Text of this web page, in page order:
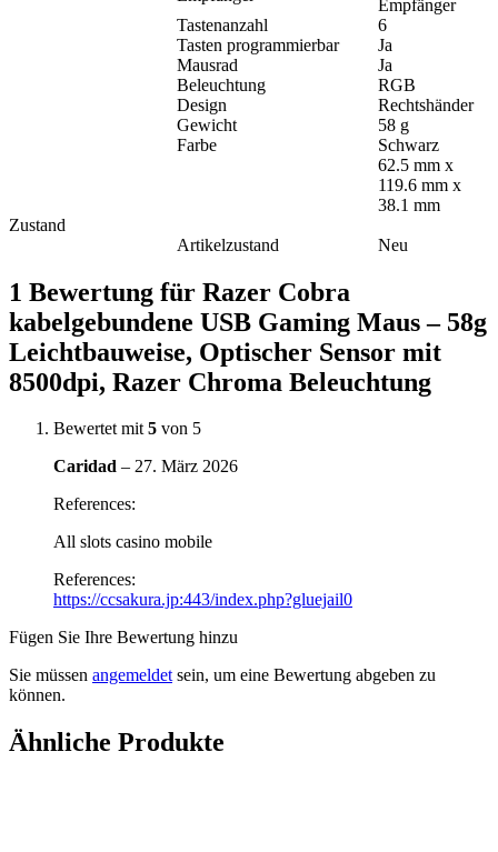
Empfänger
Tastenanzahl
6
Tasten programmierbar
Ja
Mausrad
Ja
Beleuchtung
RGB
Design
Rechtshänder
Gewicht
58 g
Farbe
Schwarz
62.5 mm x
119.6 mm x
38.1 mm
Zustand
Artikelzustand
Neu
1 Bewertung für Razer Cobra
kabelgebundene USB Gaming Maus – 58g
Leichtbauweise, Optischer Sensor mit
8500dpi, Razer Chroma Beleuchtung
Bewertet mit5 von 5
Caridad – 27. März 2026
References:
All slots casino mobile
References:
https://ccsakura.jp:443/index.php?gluejail0
Fügen Sie Ihre Bewertung hinzu
Sie müssen angemeldetsein, um eine Bewertung abgeben zu
können.
Ähnliche Produkte